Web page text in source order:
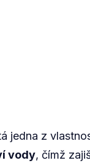
jedna z
vody, čímž